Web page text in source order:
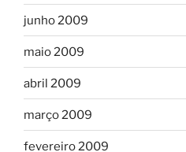
junho 2009
maio 2009
abril 2009
março 2009
fevereiro 2009